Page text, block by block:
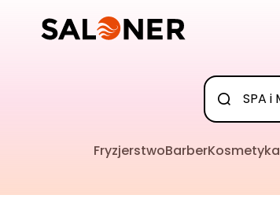
FryzjerstwoBarberKosmetyka